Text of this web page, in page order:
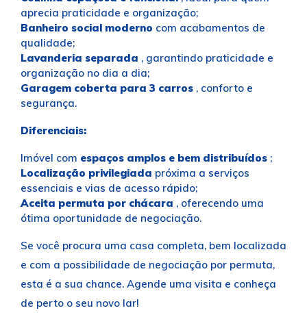
aprecia praticidade e organização;
Banheiro social moderno com acabamentos de
qualidade;
Lavanderia separada , garantindo praticidade e
organização no dia a dia;
Garagem coberta para 3 carros , conforto e
segurança.
Diferenciais:
Imóvel com espaços amplos e bem distribuídos ;
Localização privilegiada próxima a serviços
essenciais e vias de acesso rápido;
Aceita permuta por chácara , oferecendo uma
ótima oportunidade de negociação.
Se você procura uma casa completa, bem localizada
e com a possibilidade de negociação por permuta,
esta é a sua chance. Agende uma visita e conheça
de perto o seu novo lar!